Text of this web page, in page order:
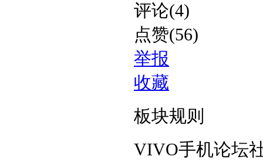
评论(4)
点赞(56)
举报
收藏
板块规则
VIVO手机论坛